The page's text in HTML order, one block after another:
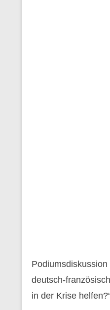
Podiumsdiskussion
deutsch-
in der Krise